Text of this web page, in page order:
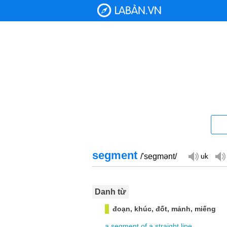
segment /'segmənt/
Danh từ
đoạn, khúc, đốt, mảnh, miếng